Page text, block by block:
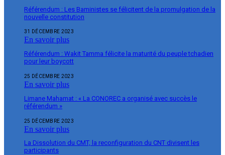
Référendum : Les Baministes se félicitent de la promulgation de la
nouvelle constitution
31 DÉCEMBRE 2023
En savoir plus
Référendum : Wakit Tamma félicite la maturité du peuple tchadien
pour leur boycott
25 DÉCEMBRE 2023
En savoir plus
Limane Mahamat : « La CONOREC a organisé avec succès le
référendum »
25 DÉCEMBRE 2023
En savoir plus
La Dissolution du CMT, la reconfiguration du CNT divisent les
participants